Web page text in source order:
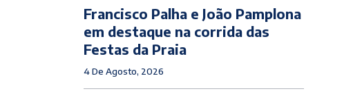
Francisco Palha e João Pamplona
em destaque na corrida das
Festas da Praia
4 De Agosto, 2026